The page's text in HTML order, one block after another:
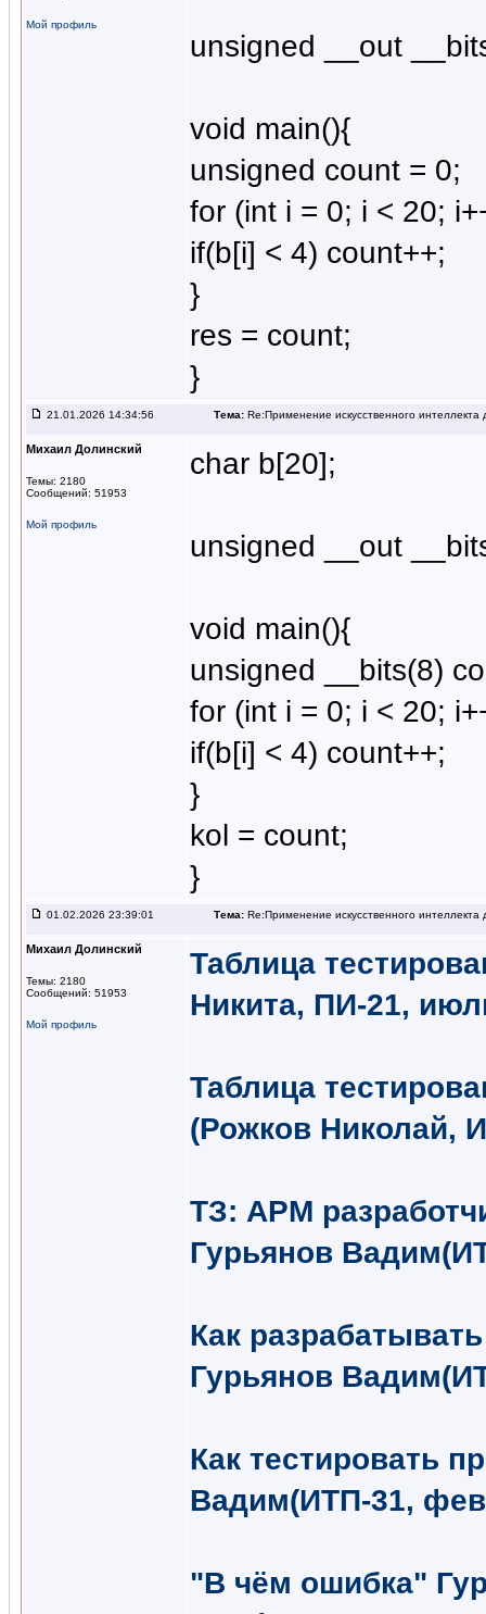
Мой профиль
unsigned __out
void main(){
unsigned count = 0;
for (int i = 0; i < 20;
if(b[i] < 4) count++;
}
res = count;
}
21.01.2026 14:34:56 Тема: Re:Применение искусственного
Михаил Долинский
Темы: 2180
Сообщений: 51953
Мой профиль
char b[20];
unsigned __out
void main(){
unsigned __bits(8)
for (int i = 0; i < 20;
if(b[i] < 4) count++;
}
kol = count;
}
01.02.2026 23:39:01 Тема: Re:Применение искусственного
Михаил Долинский
Темы: 2180
Сообщений: 51953
Мой профиль
Таблица
Никита, ПИ-21,
Таблица
(Рожков Николай,
ТЗ: АРМ
Гурьянов
Как
Гурьянов
Как тестировать
Вадим(ИТП-31,
"В чём ошибка"